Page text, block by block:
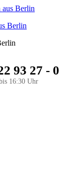
Berlin
93 27 - 0
16:30 Uhr